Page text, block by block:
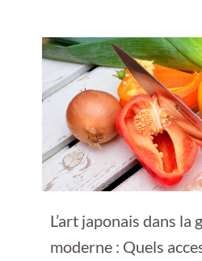
L’art japonais dans la
moderne : Quels